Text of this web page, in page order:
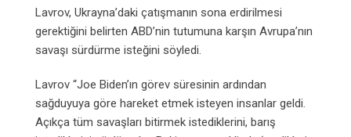
Lavrov, Ukrayna’daki çatışmanın sona erdirilmesi
gerektiğini belirten ABD’nin tutumuna karşın Avrupa’nın
savaşı sürdürme isteğini söyledi.
Lavrov “Joe Biden’ın görev süresinin ardından
sağduyuya göre hareket etmek isteyen insanlar geldi.
Açıkça tüm savaşları bitirmek istediklerini, barış